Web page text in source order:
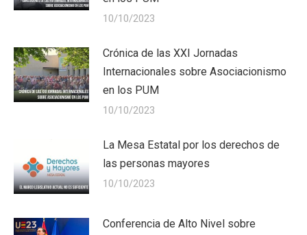
10/10/2023
Crónica de las XXI Jornadas
Internacionales sobre Asociacionismo
en los PUM
10/10/2023
La Mesa Estatal por los derechos de
las personas mayores
10/10/2023
Conferencia de Alto Nivel sobre